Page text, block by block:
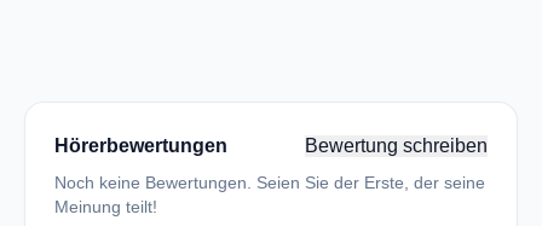
Hörerbewertungen Bewertung schreiben
Noch keine Bewertungen. Seien Sie der Erste, der seine
Meinung teilt!